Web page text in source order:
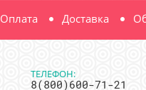
Оплата Доставка
ТЕЛЕФОН:
8(800)600-71-21